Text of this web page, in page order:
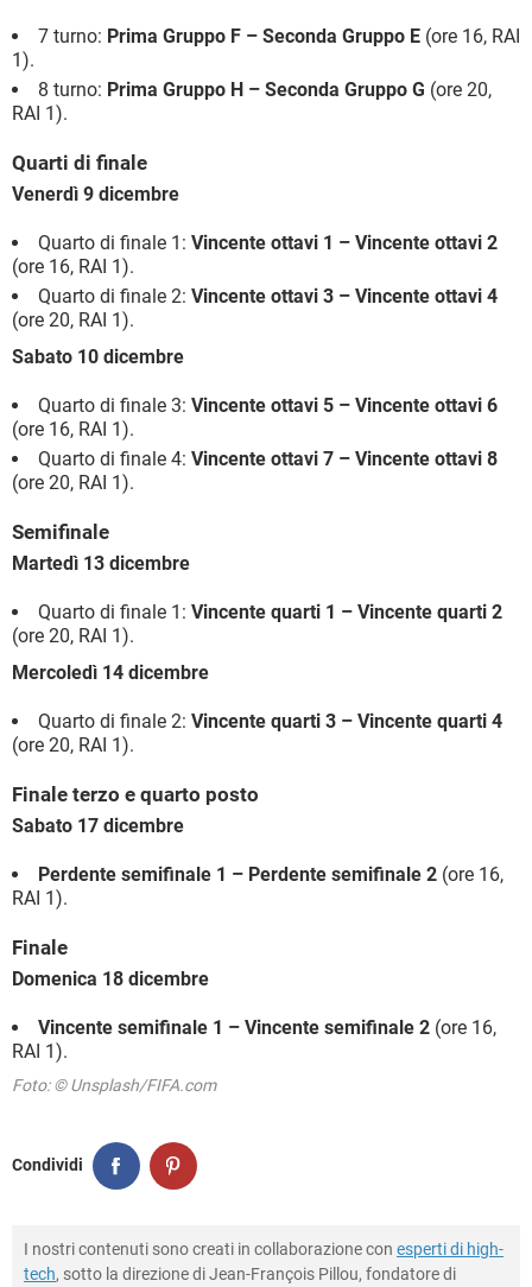
7 turno: Prima Gruppo F – Seconda Gruppo E (ore 16, RAI
1).
8 turno: Prima Gruppo H – Seconda Gruppo G (ore 20,
RAI 1).
Quarti di finale
Venerdì 9 dicembre
Quarto di finale 1: Vincente ottavi 1 – Vincente ottavi 2
(ore 16, RAI 1).
Quarto di finale 2: Vincente ottavi 3 – Vincente ottavi 4
(ore 20, RAI 1).
Sabato 10 dicembre
Quarto di finale 3: Vincente ottavi 5 – Vincente ottavi 6
(ore 16, RAI 1).
Quarto di finale 4: Vincente ottavi 7 – Vincente ottavi 8
(ore 20, RAI 1).
Semifinale
Martedì 13 dicembre
Quarto di finale 1: Vincente quarti 1 – Vincente quarti 2
(ore 20, RAI 1).
Mercoledì 14 dicembre
Quarto di finale 2: Vincente quarti 3 – Vincente quarti 4
(ore 20, RAI 1).
Finale terzo e quarto posto
Sabato 17 dicembre
Perdente semifinale 1 – Perdente semifinale 2 (ore 16,
RAI 1).
Finale
Domenica 18 dicembre
Vincente semifinale 1 – Vincente semifinale 2 (ore 16,
RAI 1).
Foto: © Unsplash/FIFA.com
Condividi
I nostri contenuti sono creati in collaborazione con esperti di high-
tech, sotto la direzione di Jean-François Pillou, fondatore di